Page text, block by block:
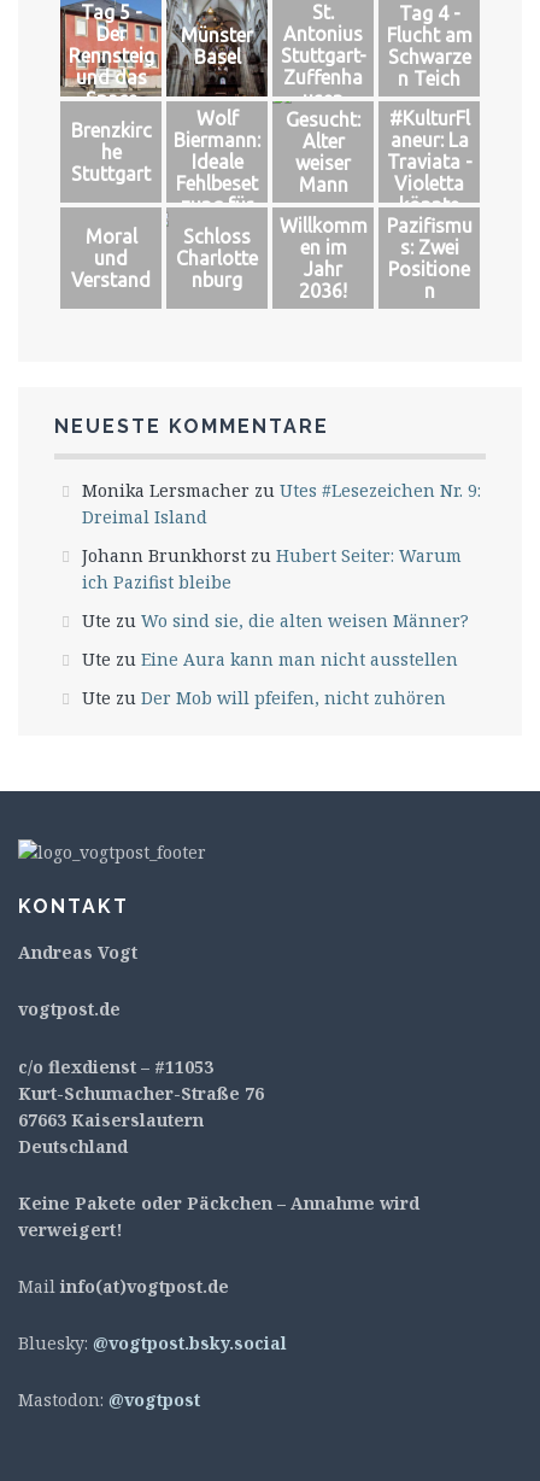
Tag 5 -
Der
Rennsteig
und das
Space
Münster
Basel
St.
Antonius
Stuttgart-
Zuffenha
usen
Tag 4 -
Flucht am
Schwarze
n Teich
Brenzkirc
he
Stuttgart
Wolf
Biermann:
Ideale
Fehlbeset
zung für
das große
Glück
Gesucht:
Alter
weiser
Mann
#KulturFl
aneur: La
Traviata -
Violetta
könnte
leben
Moral
und
Verstand
Schloss
Charlotte
nburg
Willkomm
en im
Jahr
2036!
Pazifismu
s: Zwei
Positione
n
NEUESTE KOMMENTARE
Monika Lersmacher zu Utes #Lesezeichen Nr. 9:
Dreimal Island
Johann Brunkhorst zu Hubert Seiter: Warum
ich Pazifist bleibe
Ute zu Wo sind sie, die alten weisen Männer?
Ute zu Eine Aura kann man nicht ausstellen
Ute zu Der Mob will pfeifen, nicht zuhören
KONTAKT
Andreas Vogt
vogtpost.de
c/o flexdienst – #11053
Kurt-Schumacher-Straße 76
67663 Kaiserslautern
Deutschland
Keine Pakete oder Päckchen – Annahme wird
verweigert!
Mail info(at)vogtpost.de
Bluesky: @vogtpost.bsky.social
Mastodon: @vogtpost